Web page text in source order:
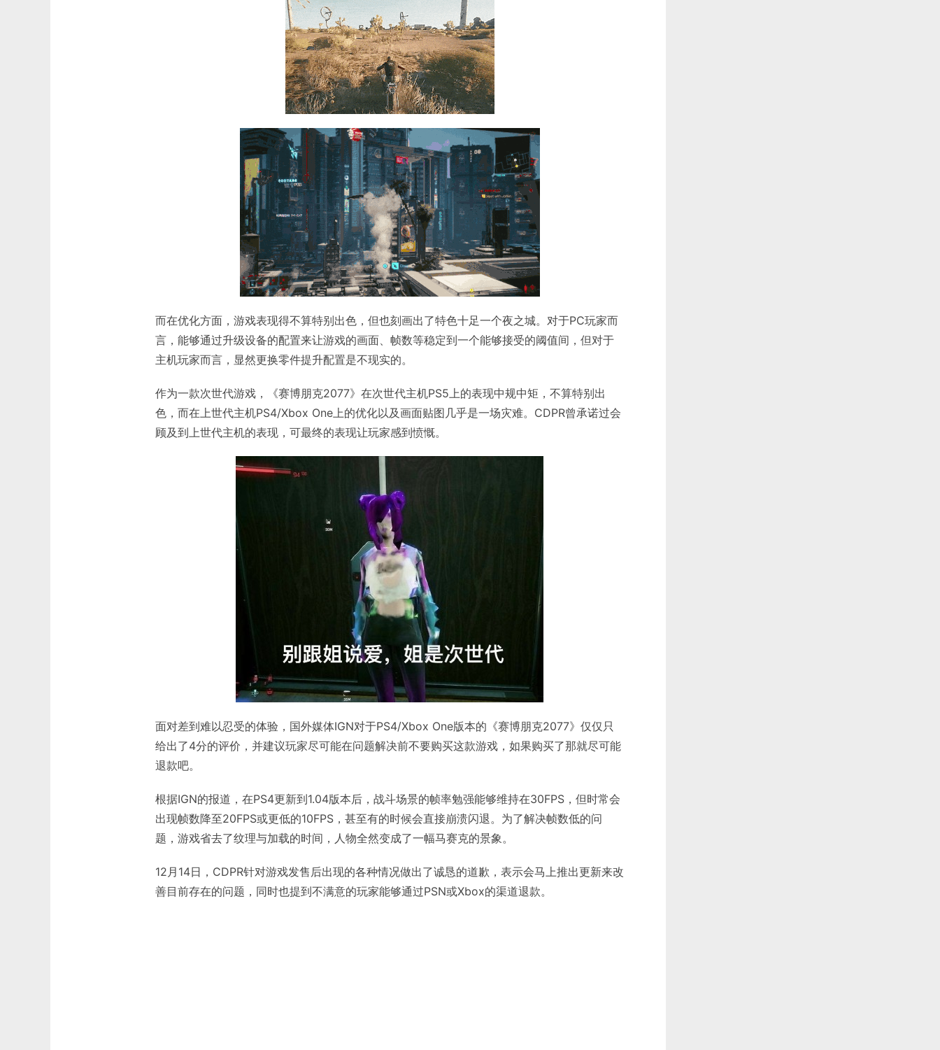
而在优化方面，游戏表现得不算特别出色，但也刻画出了特色十足一个夜之城。对于PC玩家而
言，能够通过升级设备的配置来让游戏的画面、帧数等稳定到一个能够接受的阈值间，但对于
主机玩家而言，显然更换零件提升配置是不现实的。
作为一款次世代游戏，《赛博朋克2077》在次世代主机PS5上的表现中规中矩，不算特别出
色，而在上世代主机PS4/Xbox One上的优化以及画面贴图几乎是一场灾难。CDPR曾承诺过会
顾及到上世代主机的表现，可最终的表现让玩家感到愤慨。
面对差到难以忍受的体验，国外媒体IGN对于PS4/Xbox One版本的《赛博朋克2077》仅仅只
给出了4分的评价，并建议玩家尽可能在问题解决前不要购买这款游戏，如果购买了那就尽可能
退款吧。
根据IGN的报道，在PS4更新到1.04版本后，战斗场景的帧率勉强能够维持在30FPS，但时常会
出现帧数降至20FPS或更低的10FPS，甚至有的时候会直接崩溃闪退。为了解决帧数低的问
题，游戏省去了纹理与加载的时间，人物全然变成了一幅马赛克的景象。
12月14日，CDPR针对游戏发售后出现的各种情况做出了诚恳的道歉，表示会马上推出更新来改
善目前存在的问题，同时也提到不满意的玩家能够通过PSN或Xbox的渠道退款。